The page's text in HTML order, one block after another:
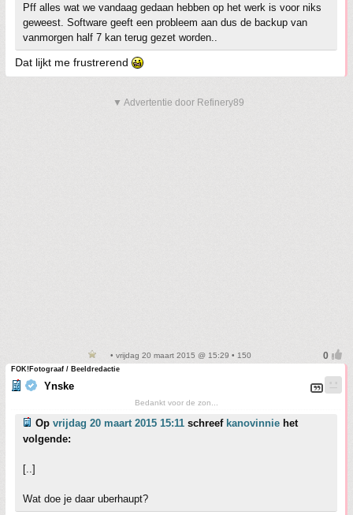
Pff alles wat we vandaag gedaan hebben op het werk is voor niks
geweest. Software geeft een probleem aan dus de backup van
vanmorgen half 7 kan terug gezet worden..
Dat lijkt me frustrerend
▼ Advertentie door Refinery89
• vrijdag 20 maart 2015 @ 15:29 • 150
FOK!Fotograaf / Beeldredactie
Ynske
Bedankt voor de zon...
Op vrijdag 20 maart 2015 15:11 schreef kanovinnie het
volgende:
[..]
Wat doe je daar uberhaupt?